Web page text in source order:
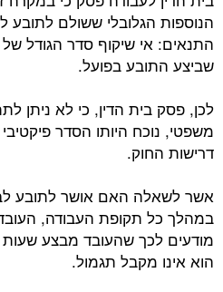
הנוספות הגלובלי ששולם
התנאים: אי שיקוף סדר הגודל
שביצע התובע בפועל.
לכן, פסק בית הדין, כי לא ניתן
משפטי, נוכח היותו הסדר
דרישות החוק.
אשר לשאלה האם אושר לתובע
במהלך כל תקופת העבודה,
מודעים לכך שהעובד מבצע שעות
הוא אינו מקבל תגמול.